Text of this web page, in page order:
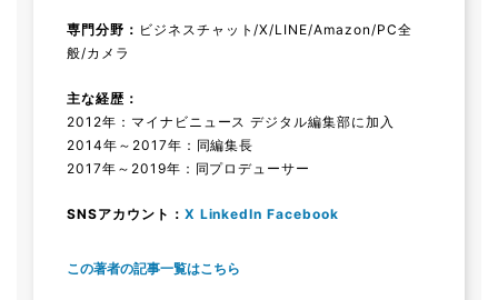
専門分野： ビジネスチャット/X/LINE/Amazon/PC全
般/カメラ
主な経歴：
2012年：マイナビニュース デジタル編集部に加入
2014年～2017年：同編集長
2017年～2019年：同プロデューサー
SNSアカウント： X LinkedIn Facebook
この著者の記事一覧はこちら